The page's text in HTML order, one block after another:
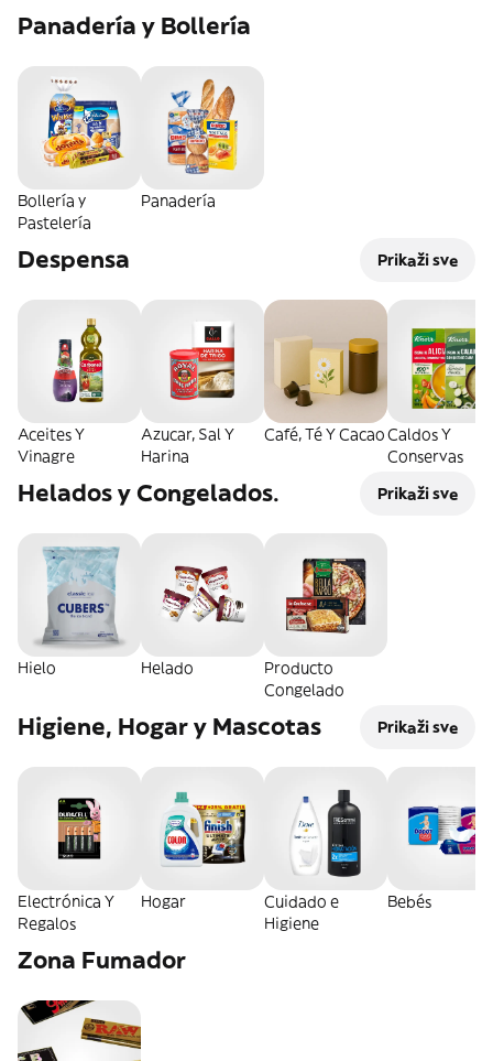
Panadería y Bollería
Bollería y
Pastelería
Panadería
Despensa Prikaži sve
Aceites Y
Vinagre
Azucar, Sal Y
Harina
Café, Té Y CacaoCaldos Y
Conservas
Helados y Congelados. Prikaži sve
Hielo Helado
Producto
Congelado
Higiene, Hogar y Mascotas Prikaži sve
Electrónica Y
Regalos
Hogar
Cuidado e
Higiene
Bebés
Zona Fumador